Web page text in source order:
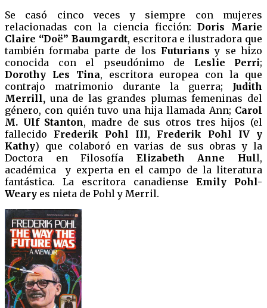
Se casó cinco veces y siempre con mujeres
relacionadas con la ciencia ficción:Doris Marie
Claire “Doë” Baumgardt, escritora e ilustradora que
también formaba parte de los Futurians y se hizo
conocida con el pseudónimo de Leslie Perri;
Dorothy Les Tina, escritora europea con la que
contrajo matrimonio durante la guerra; Judith
Merrill, una de las grandes plumas femeninas del
género, con quién tuvo una hija llamada Ann; Carol
M. Ulf Stanton, madre de sus otros tres hijos (el
fallecido Frederik Pohl III, Frederik Pohl IV y
Kathy) que colaboró en varias de sus obras y la
Doctora en Filosofía Elizabeth Anne Hull,
académica y experta en el campo de la literatura
fantástica. La escritora canadiense Emily Pohl-
Weary es nieta de Pohl y Merril.